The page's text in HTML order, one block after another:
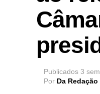
Publicados 3
Por Da Redação